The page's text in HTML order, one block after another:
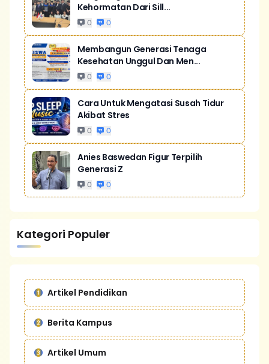
Kehormatan Dari Sill...
0 0
Membangun Generasi Tenaga
Kesehatan Unggul Dan Men...
0 0
Cara Untuk Mengatasi Susah Tidur
Akibat Stres
0 0
Anies Baswedan Figur Terpilih
Generasi Z
0 0
Kategori Populer
Artikel Pendidikan
Berita Kampus
Artikel Umum